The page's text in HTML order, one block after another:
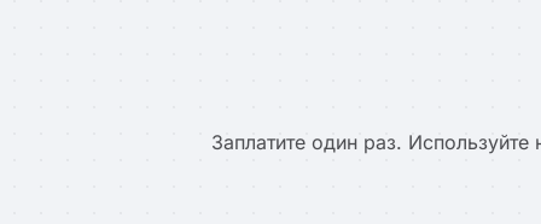
Заплатите один раз.